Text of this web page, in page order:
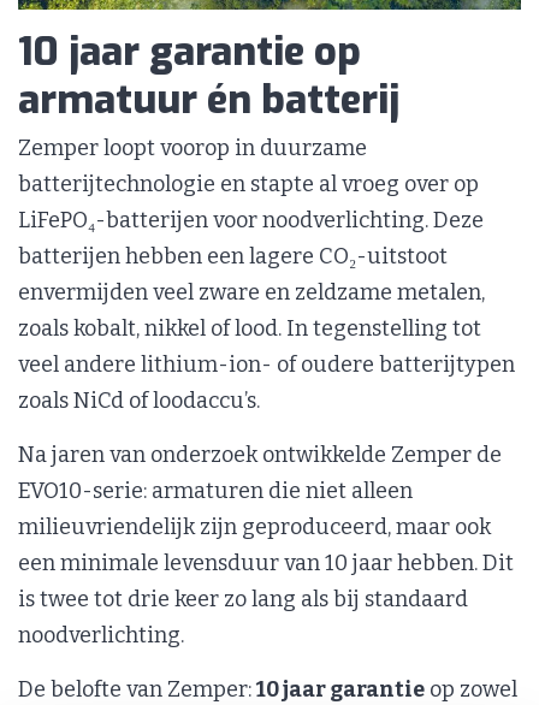
10 jaar garantie op
armatuur én batterij
Zemper loopt voorop in duurzame
batterijtechnologie en stapte al vroeg over op
LiFePO₄-batterijen voor noodverlichting. Deze
batterijen hebben een lagere CO₂-uitstoot
envermijden veel zware en zeldzame metalen,
zoals kobalt, nikkel of lood. In tegenstelling tot
veel andere lithium-ion- of oudere batterijtypen
zoals NiCd of loodaccu’s.
Na jaren van onderzoek ontwikkelde Zemper de
EVO10-serie: armaturen die niet alleen
milieuvriendelijk zijn geproduceerd, maar ook
een minimale levensduur van 10 jaar hebben. Dit
is twee tot drie keer zo lang als bij standaard
noodverlichting.
De belofte van Zemper:10 jaar garantie op zowel